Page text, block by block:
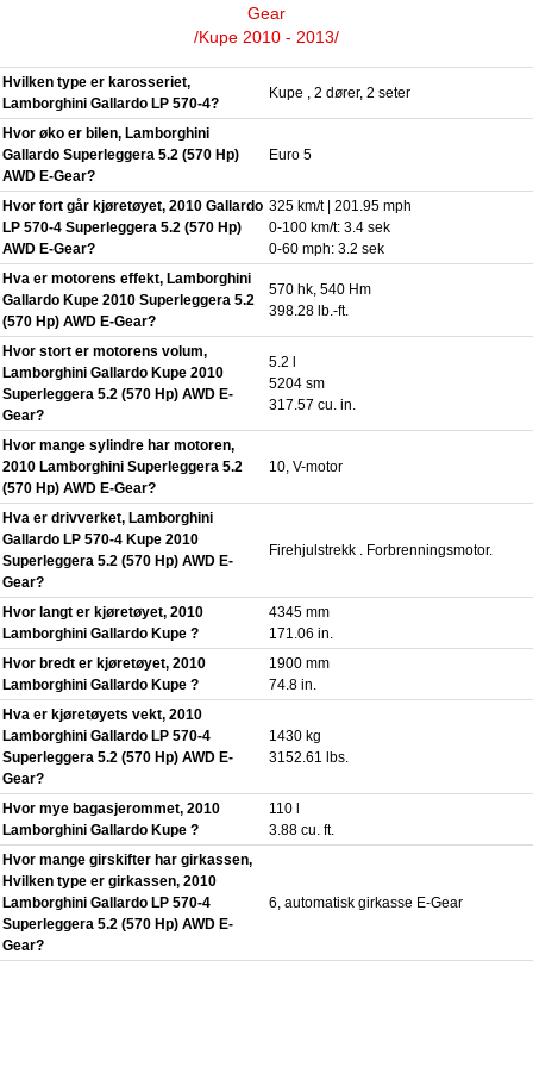
Gear
/Kupe 2010 - 2013/
Hvilken type er karosseriet,
Lamborghini Gallardo LP 570-4?
Kupe , 2 dører, 2 seter
Hvor øko er bilen, Lamborghini
Gallardo Superleggera 5.2 (570 Hp)
AWD E-Gear?
Euro 5
Hvor fort går kjøretøyet, 2010 Gallardo
LP 570-4 Superleggera 5.2 (570 Hp)
AWD E-Gear?
325 km/t | 201.95 mph
0-100 km/t: 3.4 sek
0-60 mph: 3.2 sek
Hva er motorens effekt, Lamborghini
Gallardo Kupe 2010 Superleggera 5.2
(570 Hp) AWD E-Gear?
570 hk, 540 Hm
398.28 lb.-ft.
Hvor stort er motorens volum,
Lamborghini Gallardo Kupe 2010
Superleggera 5.2 (570 Hp) AWD E-
Gear?
5.2 l
5204 sm
317.57 cu. in.
Hvor mange sylindre har motoren,
2010 Lamborghini Superleggera 5.2
(570 Hp) AWD E-Gear?
10, V-motor
Hva er drivverket, Lamborghini
Gallardo LP 570-4 Kupe 2010
Superleggera 5.2 (570 Hp) AWD E-
Gear?
Firehjulstrekk . Forbrenningsmotor.
Hvor langt er kjøretøyet, 2010
Lamborghini Gallardo Kupe ?
4345 mm
171.06 in.
Hvor bredt er kjøretøyet, 2010
Lamborghini Gallardo Kupe ?
1900 mm
74.8 in.
Hva er kjøretøyets vekt, 2010
Lamborghini Gallardo LP 570-4
Superleggera 5.2 (570 Hp) AWD E-
Gear?
1430 kg
3152.61 lbs.
Hvor mye bagasjerommet, 2010
Lamborghini Gallardo Kupe ?
110 l
3.88 cu. ft.
Hvor mange girskifter har girkassen,
Hvilken type er girkassen, 2010
Lamborghini Gallardo LP 570-4
Superleggera 5.2 (570 Hp) AWD E-
Gear?
6, automatisk girkasse E-Gear